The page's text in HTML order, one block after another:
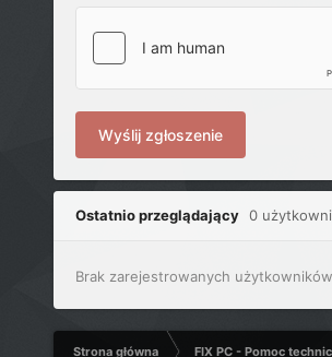
Wyślij zgłoszenie
Ostatnio przeglądający 0
Brak zarejestrowanych
Strona główna FIX PC - Pomoc